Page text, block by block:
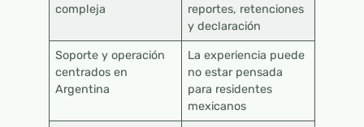
compleja
reportes, retenciones
y declaración
Soporte y operación
centrados en
Argentina
La experiencia puede
no estar pensada
para residentes
mexicanos